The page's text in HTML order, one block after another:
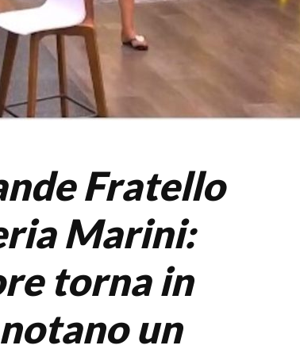
Fratello
Marini:
torna in
un